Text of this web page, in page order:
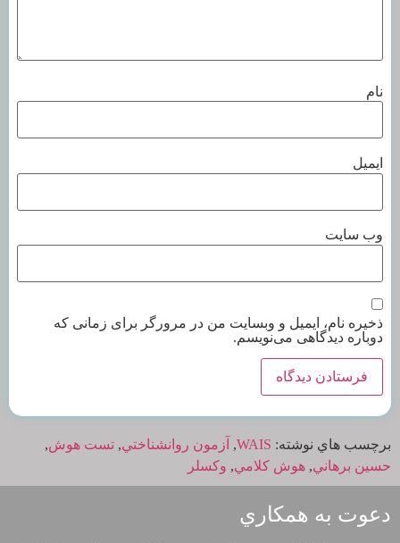
نام
ایمیل
وب‌ سایت
ذخیره نام، ایمیل و وبسایت من در مرورگر برای زمانی که
دوباره دیدگاهی می‌نویسم.
برچسب هاي نوشته: WAIS
, آزمون روانشناختي, تست هوش,
حسين برهاني, هوش كلامي, وكسلر
دعوت به همكاري